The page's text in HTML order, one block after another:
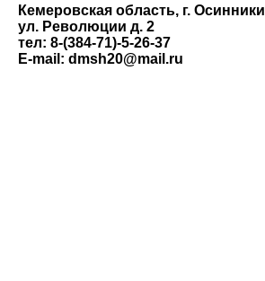
Кемеровская область, г. Осинники
ул. Революции д. 2
тел: 8-(384-71)-5-26-37
E-mail: dmsh20@mail.ru